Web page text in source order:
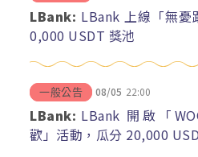
LBank: LBank 上線「無憂
0,000 USDT 獎池
一般公告 08/05 22:00
LBank: LBank 開啟「
歡」活動，瓜分 20,000